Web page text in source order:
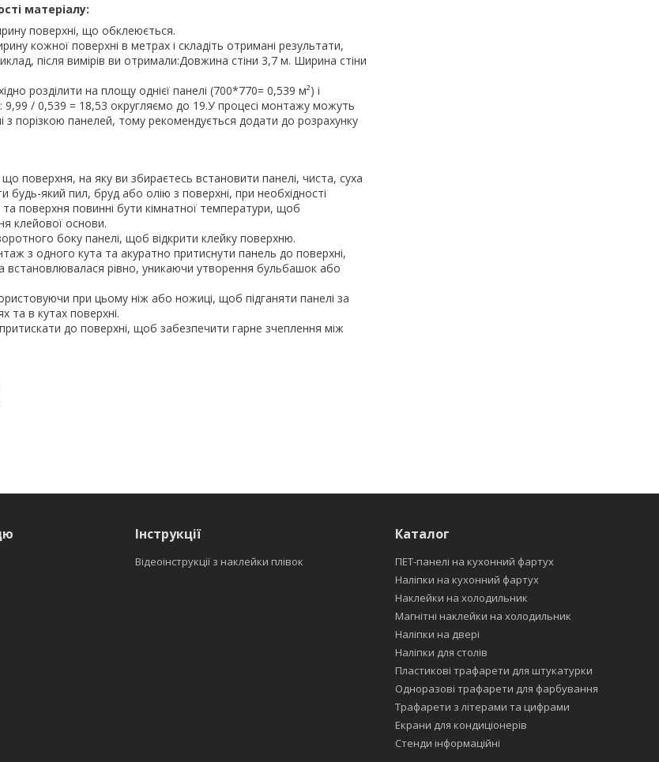
матеріалу:
поверхні, що обклеюється.
кожної поверхні в метрах і складіть отримані результати,
після вимірів ви отримали:Довжина стіни 3,7 м. Ширина стіни
розділити на площу однієї панелі (700*770= 0,539 м²) і
9,99 / 0,539 = 18,53 округляємо до 19.У процесі монтажу можуть
з порізкою панелей, тому рекомендується додати до розрахунку
поверхня, на яку ви збираєтесь встановити панелі, чиста, суха
будь-який пил, бруд або олію з поверхні, при необхідності
поверхня повинні бути кімнатної температури, щоб
клейової основи.
боку панелі, щоб відкрити клейку поверхню.
з одного кута та акуратно притиснути панель до поверхні,
рівно, уникаючи утворення бульбашок або
при цьому ніж або ножиці, щоб підганяти панелі за
та в кутах поверхні.
до поверхні, щоб забезпечити гарне зчеплення між
Інструкції
Відеоінструкції з наклейки плівок
Каталог
ПЕТ-панелі на кухонний фартух
Наліпки на кухонний фартух
Наклейки на холодильник
Магнітні наклейки на холодильник
Наліпки на двері
Наліпки для столів
Пластикові трафарети для штукатурки
Одноразові трафарети для фарбування
Трафарети з літерами та цифрами
Екрани для кондиціонерів
Стенди інформаційні